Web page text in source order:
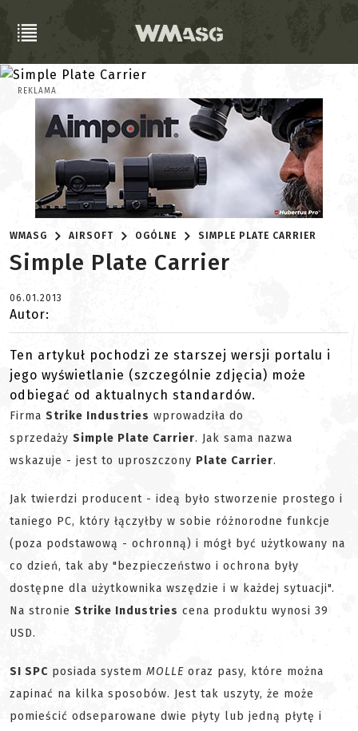
REKLAMA
WMASG AIRSOFT OGÓLNE SIMPLE PLATE CARRIER
Simple Plate Carrier
06.01.2013
Autor:
Ten artykuł pochodzi ze starszej wersji portalu i
jego wyświetlanie (szczególnie zdjęcia) może
odbiegać od aktualnych standardów.
Firma Strike Industries wprowadziła do
sprzedaży Simple Plate Carrier. Jak sama nazwa
wskazuje - jest to uproszczony Plate Carrier.
Jak twierdzi producent - ideą było stworzenie prostego i
taniego PC, który łączyłby w sobie różnorodne funkcje
(poza podstawową - ochronną) i mógł być użytkowany na
co dzień, tak aby "bezpieczeństwo i ochrona były
dostępne dla użytkownika wszędzie i w każdej sytuacji".
Na stronie Strike Industries cena produktu wynosi 39
USD.
SI SPC posiada system MOLLE oraz pasy, które można
zapinać na kilka sposobów. Jest tak uszyty, że może
pomieścić odseparowane dwie płyty lub jedną płytę i